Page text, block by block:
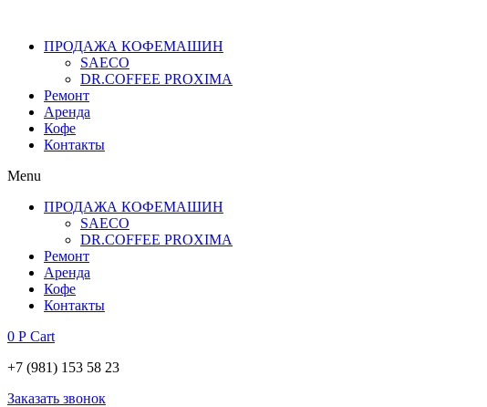
ПРОДАЖА КОФЕМАШИН
SAECO
DR.COFFEE PROXIMA
Ремонт
Аренда
Кофе
Контакты
Menu
ПРОДАЖА КОФЕМАШИН
SAECO
DR.COFFEE PROXIMA
Ремонт
Аренда
Кофе
Контакты
0 Р Cart
+7 (981) 153 58 23
Заказать звонок